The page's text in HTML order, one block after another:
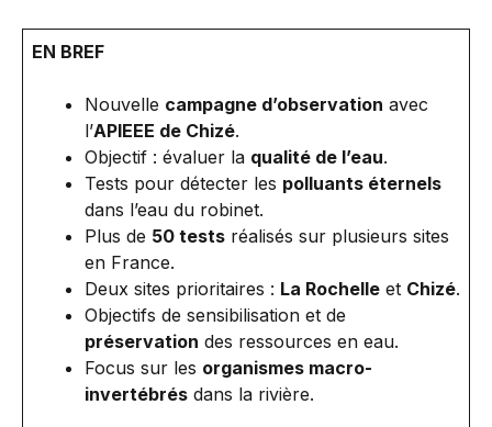
EN BREF
Nouvelle campagne d’observation avec
l’APIEEE de Chizé.
Objectif : évaluer la qualité de l’eau.
Tests pour détecter les polluants éternels
dans l’eau du robinet.
Plus de 50 tests réalisés sur plusieurs sites
en France.
Deux sites prioritaires : La Rochelle et Chizé.
Objectifs de sensibilisation et de
préservation des ressources en eau.
Focus sur les organismes macro-
invertébrés dans la rivière.